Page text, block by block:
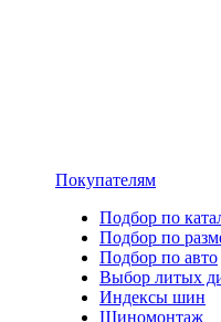
Покупателям
Подбор по
Подбор по
Подбор по авто
Выбор литых
Индексы шин
Шиномонтаж